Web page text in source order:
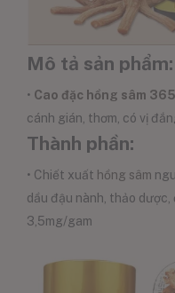
Mô tả sản phẩm:
• Cao đặc hồng sâm 365
cánh gián, thơm, có vị
Thành phần:
• Chiết xuất hồng sâm
dầu đậu nành, thảo
3,5mg/gam